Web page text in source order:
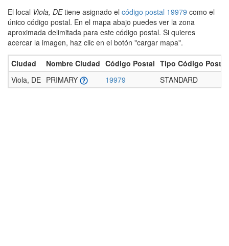
El local Viola, DEtiene asignado el código postal 19979 como el
único código postal. En el mapa abajo puedes ver la zona
aproximada delimitada para este código postal. Si quieres
acercar la imagen, haz clic en el botón "cargar mapa".
Ciudad Nombre Ciudad Código Postal Tipo Código Postal
Viola, DE PRIMARY 19979 STANDARD